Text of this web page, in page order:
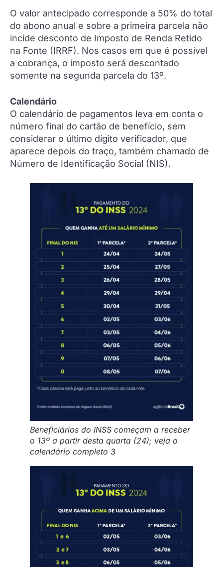
O valor antecipado corresponde a 50% do total
do abono anual e sobre a primeira parcela não
incide desconto de Imposto de Renda Retido
na Fonte (IRRF). Nos casos em que é possível
a cobrança, o imposto será descontado
somente na segunda parcela do 13º.
Calendário
O calendário de pagamentos leva em conta o
número final do cartão de benefício, sem
considerar o último dígito verificador, que
aparece depois do traço, também chamado de
Número de Identificação Social (NIS).
Beneficiários do INSS começam a receber
o 13º a partir desta quarta (24); veja o
calendário completo 3